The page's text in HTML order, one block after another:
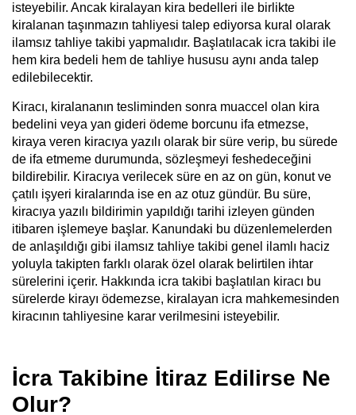
isteyebilir. Ancak kiralayan kira bedelleri ile birlikte
kiralanan taşınmazın tahliyesi talep ediyorsa kural olarak
ilamsız tahliye takibi yapmalıdır. Başlatılacak icra takibi ile
hem kira bedeli hem de tahliye hususu aynı anda talep
edilebilecektir.
Kiracı, kiralananın tesliminden sonra muaccel olan kira
bedelini veya yan gideri ödeme borcunu ifa etmezse,
kiraya veren kiracıya yazılı olarak bir süre verip, bu sürede
de ifa etmeme durumunda, sözleşmeyi feshedeceğini
bildirebilir. Kiracıya verilecek süre en az on gün, konut ve
çatılı işyeri kiralarında ise en az otuz gündür. Bu süre,
kiracıya yazılı bildirimin yapıldığı tarihi izleyen günden
itibaren işlemeye başlar. Kanundaki bu düzenlemelerden
de anlaşıldığı gibi ilamsız tahliye takibi genel ilamlı haciz
yoluyla takipten farklı olarak özel olarak belirtilen ihtar
sürelerini içerir. Hakkında icra takibi başlatılan kiracı bu
sürelerde kirayı ödemezse, kiralayan icra mahkemesinden
kiracının tahliyesine karar verilmesini isteyebilir.
İcra Takibine İtiraz Edilirse Ne
Olur?